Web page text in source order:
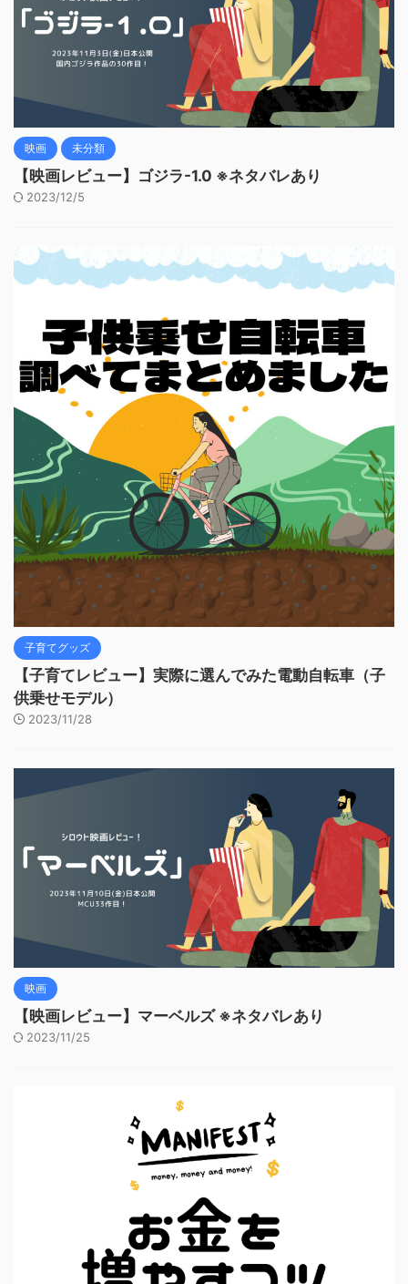
映画 未分類
【映画レビュー】ゴジラ-1.0 ※ネタバレあり
2023/12/5
子育てグッズ
【子育てレビュー】実際に選んでみた電動自転車（子
供乗せモデル）
2023/11/28
映画
【映画レビュー】マーベルズ ※ネタバレあり
2023/11/25